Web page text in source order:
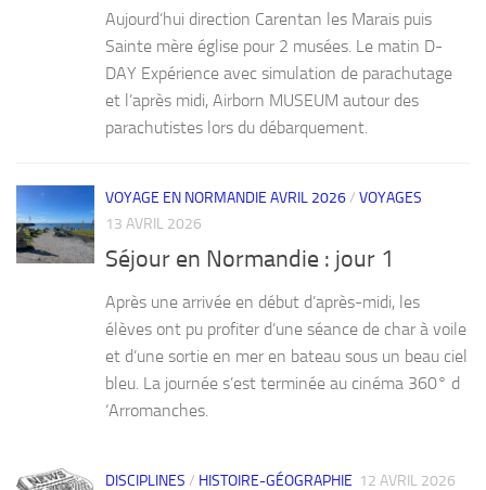
Aujourd’hui direction Carentan les Marais puis
Sainte mère église pour 2 musées. Le matin D-
DAY Expérience avec simulation de parachutage
et l’après midi, Airborn MUSEUM autour des
parachutistes lors du débarquement.
VOYAGE EN NORMANDIE AVRIL 2026/ VOYAGES
13 AVRIL 2026
Séjour en Normandie : jour 1
Après une arrivée en début d’après-midi, les
élèves ont pu profiter d’une séance de char à voile
et d’une sortie en mer en bateau sous un beau ciel
bleu. La journée s’est terminée au cinéma 360° d
‘Arromanches.
DISCIPLINES / HISTOIRE-GÉOGRAPHIE 12 AVRIL 2026